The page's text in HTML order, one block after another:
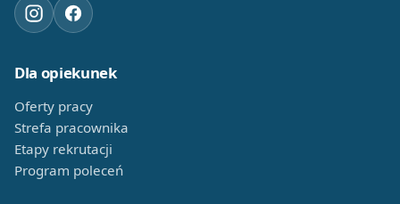
Dla opiekunek
Oferty pracy
Strefa pracownika
Etapy rekrutacji
Program poleceń